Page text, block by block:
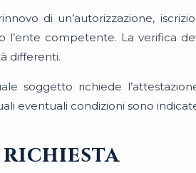
di un’autorizzazione,
competente. La verifica
differenti.
soggetto richiede
eventuali condizioni sono
richiesta